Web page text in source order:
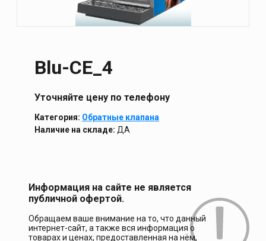
Blu-CE_4
Уточняйте цену по телефону
Категория: Обратные клапана
Наличие на складе: ДА
Информация на сайте не является
публичной офертой.
Обращаем ваше внимание на то, что данный
интернет-сайт, а также вся информация о
товарах и ценах, предоставленная на нём,